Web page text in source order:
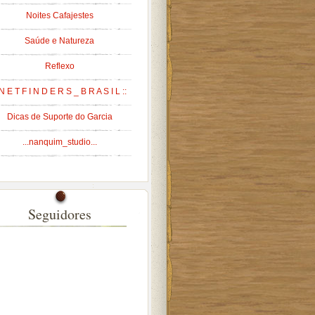
Noites Cafajestes
Saúde e Natureza
Reflexo
E T F I N D E R S _ B R A S I L ::
Dicas de Suporte do Garcia
...nanquim_studio...
Seguidores